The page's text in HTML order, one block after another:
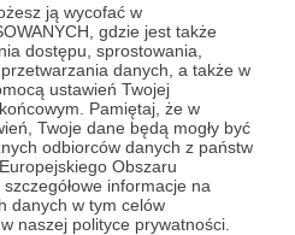
ją wycofać w
gdzie jest także
dostępu, sprostowania,
danych, a także w
ustawień Twojej
Pamiętaj, że w
Twoje dane będą mogły być
odbiorców danych z państw
Obszaru
informacje na
danych w tym celów
naszej polityce prywatności.